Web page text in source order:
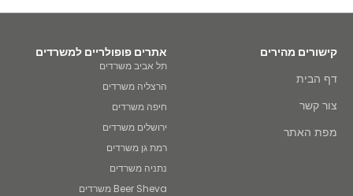
קישורים מהירים
דף הבית
צור קשר
מפת האתר
אתרים פופולריים למשרדים
תל אביב משרדים
הרצליה משרדים
חיפה משרדים
ירושלים משרדים
רמת גן משרדים
נתניה משרדים
Beer Sheva משרדים